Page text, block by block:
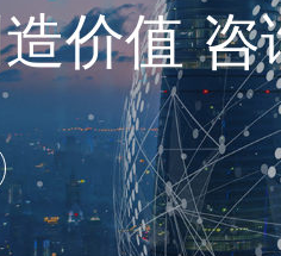
价值 咨
链条企